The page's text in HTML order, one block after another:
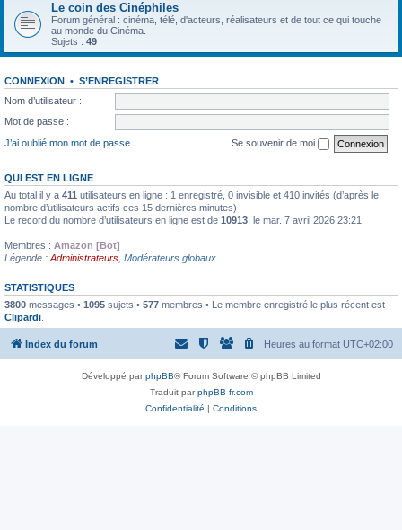
Le coin des Cinéphiles
Forum général : cinéma, télé, d'acteurs, réalisateurs et de tout ce qui touche
au monde du Cinéma.
Sujets : 49
CONNEXION • S’ENREGISTRER
Nom d’utilisateur :
Mot de passe :
J’ai oublié mon mot de passe
Se souvenir de moi
QUI EST EN LIGNE
Au total il y a 411 utilisateurs en ligne : 1 enregistré, 0 invisible et 410 invités (d’après le
nombre d’utilisateurs actifs ces 15 dernières minutes)
Le record du nombre d’utilisateurs en ligne est de 10913 , le mar. 7 avril 2026 23:21
Membres : Amazon [Bot]
Légende : Administrateurs Modérateurs globaux
STATISTIQUES
3800 messages • 1095 sujets • 577 membres • Le membre enregistré le plus récent est
Clipardi
Index du forum Heures au format UTC+02:00
Développé parphpBB® Forum Software © phpBB Limited
Traduit parphpBB-fr.com
Confidentialité | Conditions